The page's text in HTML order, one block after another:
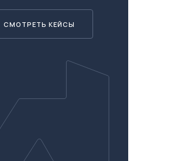
СМОТРЕТЬ КЕЙСЫ